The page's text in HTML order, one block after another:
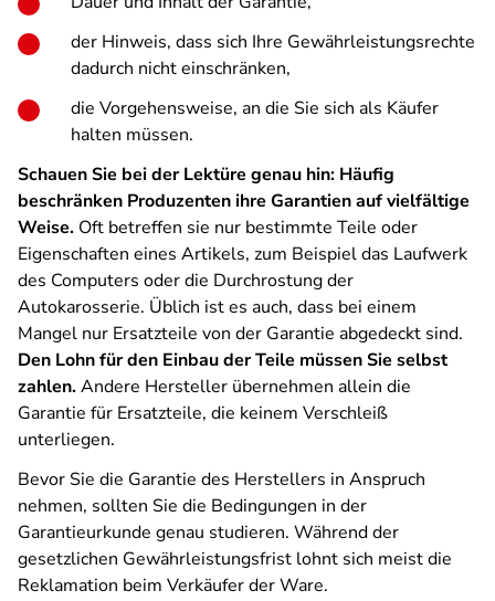
der Hinweis, dass sich Ihre Gewährleistungsrechte
dadurch nicht einschränken,
die Vorgehensweise, an die Sie sich als Käufer
halten müssen.
Schauen Sie bei der Lektüre genau hin: Häufig
beschränken Produzenten ihre Garantien auf vielfältige
Weise. Oft betreffen sie nur bestimmte Teile oder
Eigenschaften eines Artikels, zum Beispiel das Laufwerk
des Computers oder die Durchrostung der
Autokarosserie. Üblich ist es auch, dass bei einem
Mangel nur Ersatzteile von der Garantie abgedeckt sind.
Den Lohn für den Einbau der Teile müssen Sie selbst
zahlen.Andere Hersteller übernehmen allein die
Garantie für Ersatzteile, die keinem Verschleiß
unterliegen.
Bevor Sie die Garantie des Herstellers in Anspruch
nehmen, sollten Sie die Bedingungen in der
Garantieurkunde genau studieren. Während der
gesetzlichen Gewährleistungsfrist lohnt sich meist die
Reklamation beim Verkäufer der Ware.